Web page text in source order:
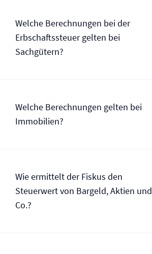
Welche Berechnungen bei der
Erbschaftssteuer gelten bei
Sachgütern?
Welche Berechnungen gelten bei
Immobilien?
Wie ermittelt der Fiskus den
Steuerwert von Bargeld, Aktien und
Co.?